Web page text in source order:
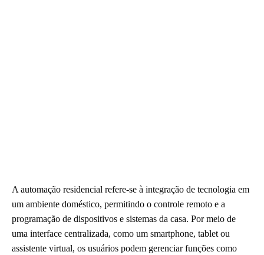
A automação residencial refere-se à integração de tecnologia em
um ambiente doméstico, permitindo o controle remoto e a
programação de dispositivos e sistemas da casa. Por meio de
uma interface centralizada, como um smartphone, tablet ou
assistente virtual, os usuários podem gerenciar funções como